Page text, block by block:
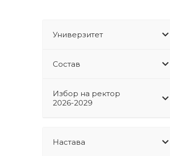
Универзитет
Состав
Избор на ректор
2026-2029
Настава